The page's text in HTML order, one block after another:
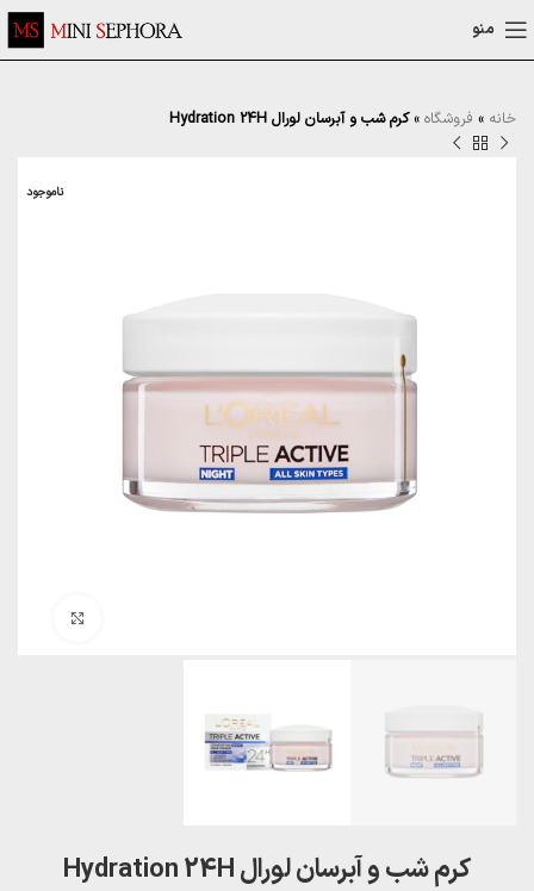
منو
خانه » فروشگاه »کرم شب و آبرسان لورال Hydration 24H
ناموجود
کرم شب و آبرسان لورال Hydration 24H